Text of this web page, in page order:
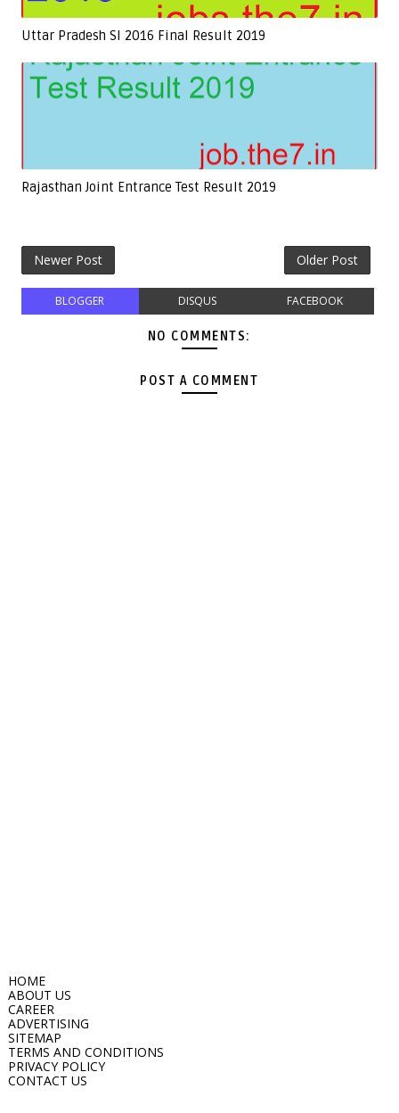
Uttar Pradesh SI 2016 Final Result 2019
Rajasthan Joint Entrance Test Result 2019
Newer Post Older Post
BLOGGER DISQUS FACEBOOK
NO COMMENTS:
POST A COMMENT
HOME
ABOUT US
CAREER
ADVERTISING
SITEMAP
TERMS AND CONDITIONS
PRIVACY POLICY
CONTACT US